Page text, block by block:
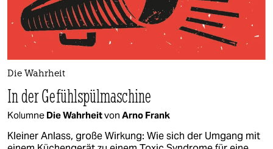
nord
wahrheit
veranstaltungen
Die Wahrheit
In der Gefühlspülmaschine
Kolumne Die Wahrheitvon Arno Frank
Kleiner Anlass, große Wirkung: Wie sich der Umgang mit